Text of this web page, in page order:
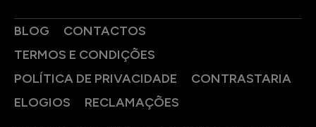
BLOG
CONTACTOS
TERMOS E CONDIÇÕES
POLÍTICA DE PRIVACIDADE
CONTRASTARIA
ELOGIOS
RECLAMAÇÕES